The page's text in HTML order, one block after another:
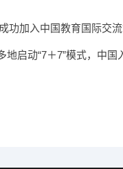
功加入中国教育国际交流
地启动“7＋7”模式，中国